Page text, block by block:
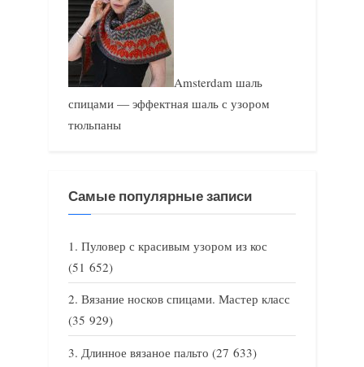
Amsterdam шаль
спицами — эффектная шаль с узором
тюльпаны
Самые популярные записи
Пуловер с красивым узором из кос
(51 652)
Вязание носков спицами. Мастер класс
(35 929)
Длинное вязаное пальто (27 633)